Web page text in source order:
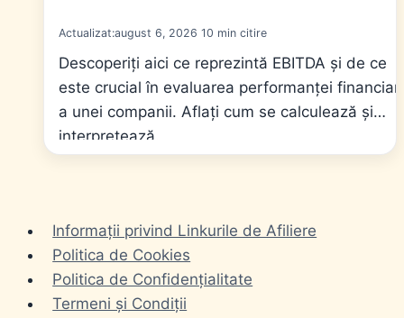
Actualizat:august 6, 2026 10
Descoperiți aici ce reprezintă EBITDA și de ce
este crucial în evaluarea performanței
a unei companii. Aflați cum se calculează și
interpretează.
Informații privind Linkurile de Afiliere
Politica de Cookies
Politica de Confidențialitate
Termeni și Condiții